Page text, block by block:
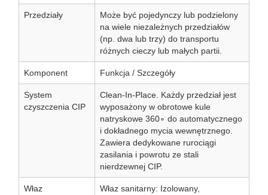
Przedziały
Może być pojedynczy lub podzielony
na wiele niezależnych przedziałów
(np. dwa lub trzy) do transportu
różnych cieczy lub małych partii.
Komponent Funkcja / Szczegóły
System
czyszczenia CIP
Clean-In-Place. Każdy przedział jest
wyposażony w obrotowe kule
natryskowe 360∘ do automatycznego
i dokładnego mycia wewnętrznego.
Zawiera dedykowane rurociągi
zasilania i powrotu ze stali
nierdzewnej CIP.
Właz
Właz sanitarny: Izolowany,